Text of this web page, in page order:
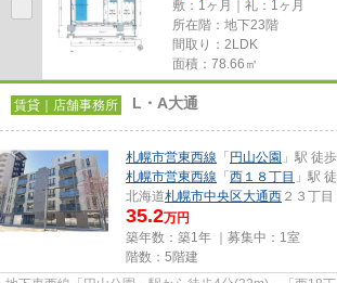
敷：1ヶ月｜礼：1ヶ月
所在階：地下23階
間取り：2LDK
面積：78.66㎡
賃貸｜店舗事務所 L・A大通
札幌市営東西線 「 円山公園 」駅 徒
札幌市営東西線 「 西１８丁目 」駅
北海道札幌市中央区大通西 ２３丁目
35.2万円
築年数：築1年 ｜募集中： 1室
階数：5階建